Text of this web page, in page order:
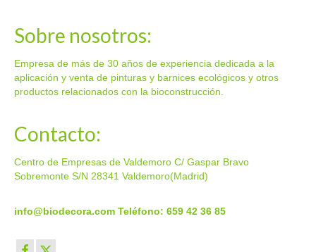
Sobre nosotros:
Empresa de más de 30 años de experiencia dedicada a la
aplicación y venta de pinturas y barnices ecológicos y otros
productos relacionados con la bioconstrucción.
Contacto:
Centro de Empresas de Valdemoro C/ Gaspar Bravo
Sobremonte S/N 28341 Valdemoro(Madrid)
info@biodecora.com Teléfono: 659 42 36 85